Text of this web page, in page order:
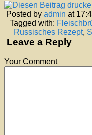
Posted by admin at
Tagged with:
Russisches Rezept,
Leave a Reply
Your Comment